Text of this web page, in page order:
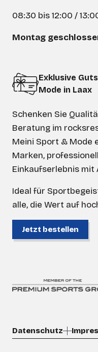
08:30 bis 12:00 /
Montag
Exklusive
Mode in Laax
Schenken Sie
Beratung im
Meini Sport & Mode
Marken,
Einkaufserlebnis mit
Ideal für
alle, die Wert auf
Jetzt bestellen
Datenschutz